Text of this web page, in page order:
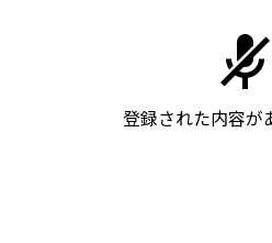
登録された内容が